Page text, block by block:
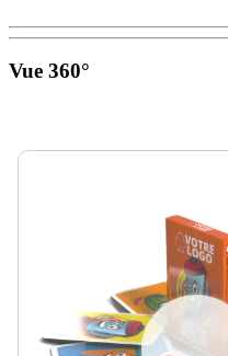
Vue 360°